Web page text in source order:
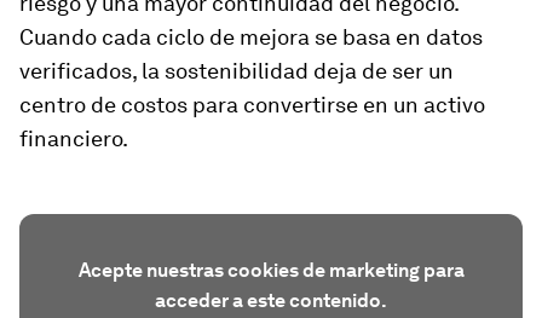
Cuando cada ciclo de mejora se basa en datos
verificados, la sostenibilidad deja de ser un
centro de costos para convertirse en un activo
financiero.
Acepte nuestras cookies de marketing para
acceder a este contenido.